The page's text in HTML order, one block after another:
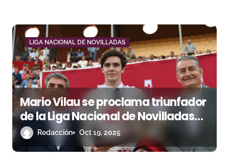
a
s
LIGA NACIONAL DE NOVILLADAS
Mario Vilau se proclama triunfador
de la Liga Nacional de Novilladas
2025 en Sanlúcar de Barrameda
Redacción Oct 19, 2025